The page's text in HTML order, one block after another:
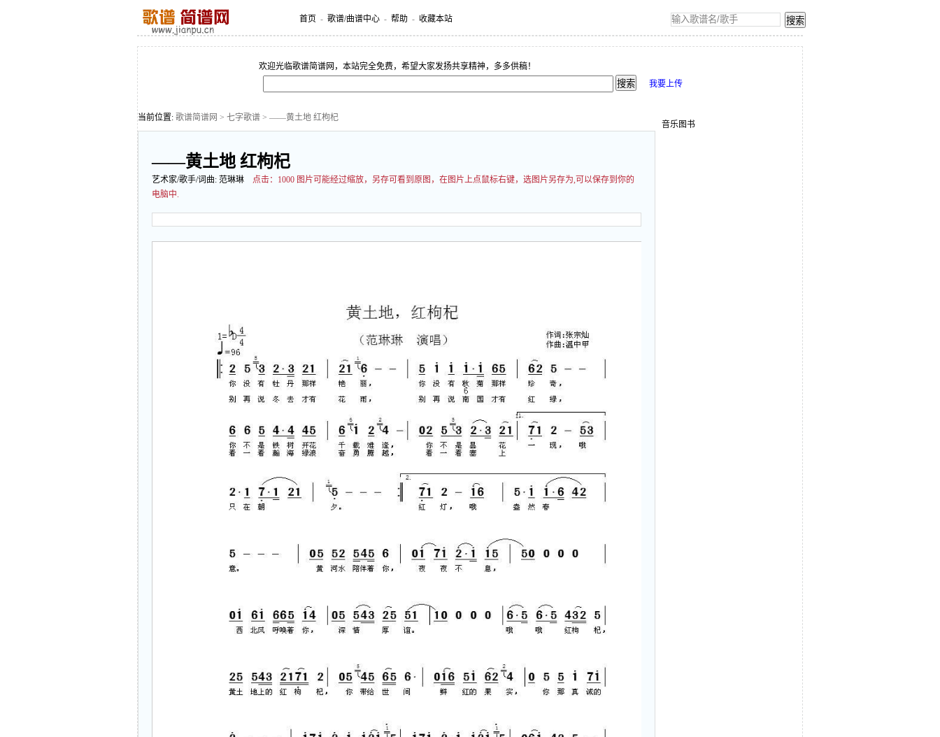
首页 - 歌谱/曲谱中心 - 帮助 - 收藏本站
欢迎光临歌谱简谱网，本站完全免费，希望大家发扬共享精神，多多供稿！
我要上传
当前位置: 歌谱简谱网 > 七字歌谱 > ——黄土地 红枸杞
——黄土地 红枸杞
艺术家/歌手/词曲: 范琳琳 点击： 1000 图片可能经过缩放，另存可看到原图，在图片上点鼠标右键，选图片另存为,可以保存到你的
电脑中.
音乐图书